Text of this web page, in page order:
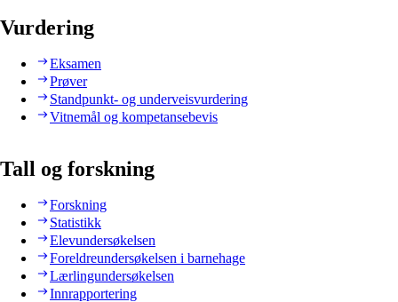
Vurdering
Eksamen
Prøver
Standpunkt- og underveisvurdering
Vitnemål og kompetansebevis
Tall og forskning
Forskning
Statistikk
Elevundersøkelsen
Foreldreundersøkelsen i barnehage
Lærlingundersøkelsen
Innrapportering